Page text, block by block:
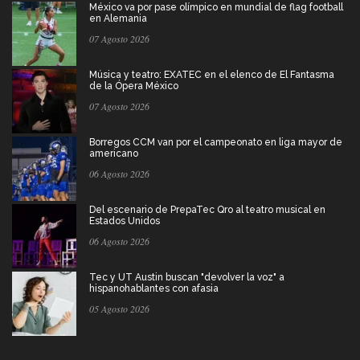
México va por pase olímpico en mundial de flag football
en Alemania
07 Agosto 2026
Música y teatro: EXATEC en el elenco de El Fantasma
de la Ópera México
07 Agosto 2026
Borregos CCM van por el campeonato en liga mayor de
americano
06 Agosto 2026
Del escenario de PrepaTec Qro al teatro musical en
Estados Unidos
06 Agosto 2026
Tec y UT Austin buscan "devolver la voz" a
hispanohablantes con afasia
05 Agosto 2026